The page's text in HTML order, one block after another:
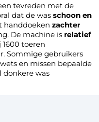
tevreden met de
dat de was schoon en
handdoeken zachter
De machine is relatief
toeren
Sommige gebruikers
en missen bepaalde
donkere was